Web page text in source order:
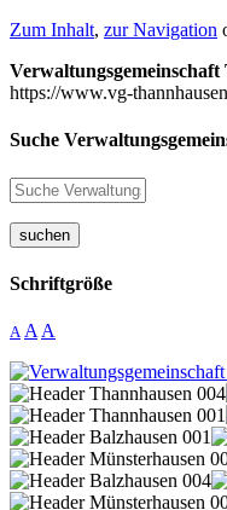
Zum Inhalt, zur Navigation
Verwaltungsgemeinschaft
https://www.vg-
Suche
suchen
Schriftgröße
A A A